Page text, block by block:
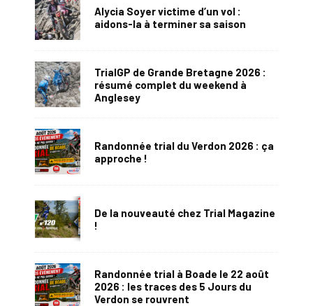
Alycia Soyer victime d’un vol :
aidons-la à terminer sa saison
TrialGP de Grande Bretagne 2026 :
résumé complet du weekend à
Anglesey
Randonnée trial du Verdon 2026 : ça
approche !
De la nouveauté chez Trial Magazine
!
Randonnée trial à Boade le 22 août
2026 : les traces des 5 Jours du
Verdon se rouvrent